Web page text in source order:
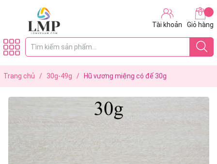
Tài khoản Giỏ hàng
Trang chủ / 30g-49g / Hũ vương miệng có đế 30g